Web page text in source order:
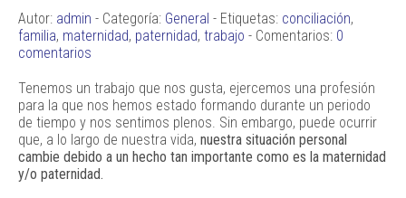
Autor: admin - Categoría: General - Etiquetas: conciliación,
familia, maternidad, paternidad, trabajo - Comentarios: 0
comentarios
Tenemos un trabajo que nos gusta, ejercemos una profesión
para la que nos hemos estado formando durante un periodo
de tiempo y nos sentimos plenos. Sin embargo, puede ocurrir
que, a lo largo de nuestra vida, nuestra situación personal
cambie debido a un hecho tan importante como es la maternidad
y/o paternidad.